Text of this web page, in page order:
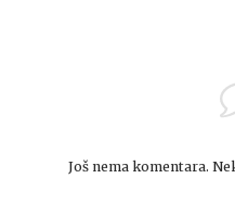
Još nema komentara.